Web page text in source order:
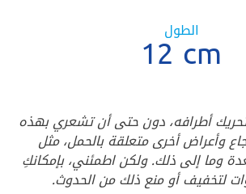
الطول
12 cm
أطرافه، دون حتى أن تشعري بهذه
وأعراض أخرى متعلقة بالحمل، مثل
وما إلى ذلك. ولكن اطمئني، بإمكانكِ
لتخفيف أو منع ذلك من الحدوث.